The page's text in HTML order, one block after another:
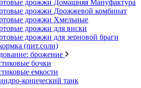
дрожжи Домашняя Мануфактура
дрожжи Дрожжевой комбинат
дрожжи Хмельные
дрожжи для виски
дрожжи для зерновой браги
(пит.соли)
брожение
бочки
емкости
конический танк